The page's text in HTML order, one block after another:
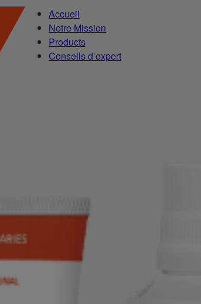
Accueil
Notre Mission
Products
Conseils d’expert